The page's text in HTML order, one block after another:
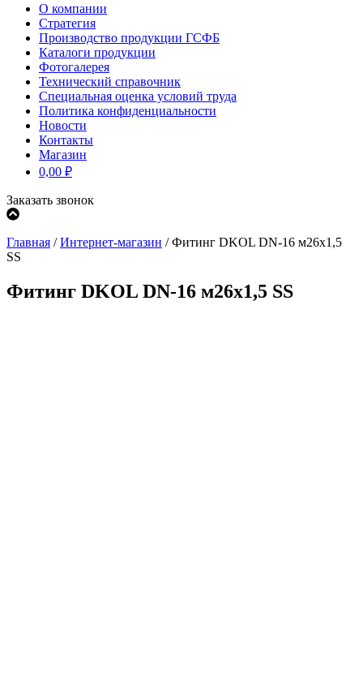
О компании
Стратегия
Производство продукции ГСФБ
Каталоги продукции
Фотогалерея
Технический справочник
Специальная оценка условий труда
Политика конфиденциальности
Новости
Контакты
Магазин
0,00 ₽
Заказать звонок
Главная /Интернет-магазин /Фитинг DKOL DN-16 м26x1,5
SS
Фитинг DKOL DN-16 м26x1,5 SS